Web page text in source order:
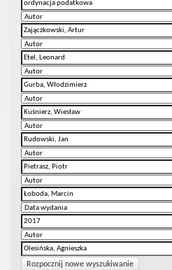
Rozpocznij nowe wyszukiwanie